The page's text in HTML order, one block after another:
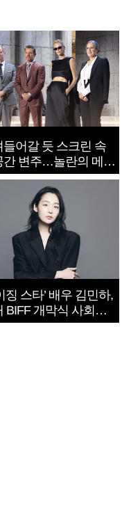
들어갈 듯 스크린 속
간 변주…놀란의 메시
‘전쟁 속죄’
징 스타’ 배우 김민하,
BIFF 개막식 사회자